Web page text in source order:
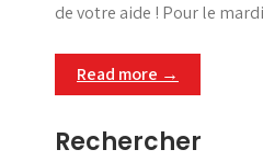
de votre aide ! Pour le
Read more →
Rechercher